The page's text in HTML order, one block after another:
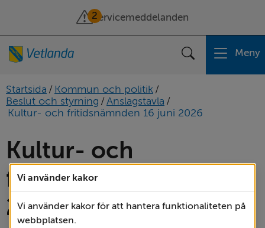
Vi använder kakor
Vi använder kakor för att hantera funktionaliteten på
webbplatsen.
2
Servicemeddelanden
Sök Meny
Startsida / Kommun och politik /
Beslut och styrning / Anslagstavla /
Kultur- och fritidsnämnden 16 juni 2026
Kultur- och
fritidsnämnden 16 juni
2026